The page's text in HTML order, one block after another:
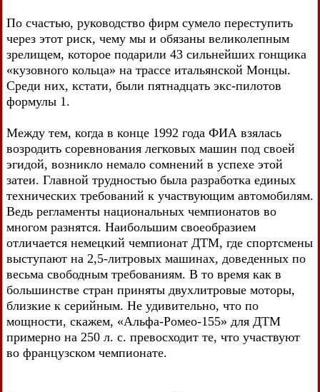
По счастью, руководство фирм сумело переступить
через этот риск, чему мы и обязаны великолепным
зрелищем, которое подарили 43 сильнейших гонщика
«кузовного кольца» на трассе итальянской Монцы.
Среди них, кстати, были пятнадцать экс-пилотов
формулы 1.
Между тем, когда в конце 1992 года ФИА взялась
возродить соревнования легковых машин под своей
эгидой, возникло немало сомнений в успехе этой
затеи. Главной трудностью была разработка единых
технических требований к участвующим автомобилям.
Ведь регламенты национальных чемпионатов во
многом разнятся. Наибольшим своеобразием
отличается немецкий чемпионат ДТМ, где спортсмены
выступают на 2,5-литровых машинах, доведенных по
весьма свободным требованиям. В то время как в
большинстве стран приняты двухлитровые моторы,
близкие к серийным. Не удивительно, что по
мощности, скажем, «Альфа-Ромео-155» для ДТМ
примерно на 250 л. с. превосходит те, что участвуют
во французском чемпионате.